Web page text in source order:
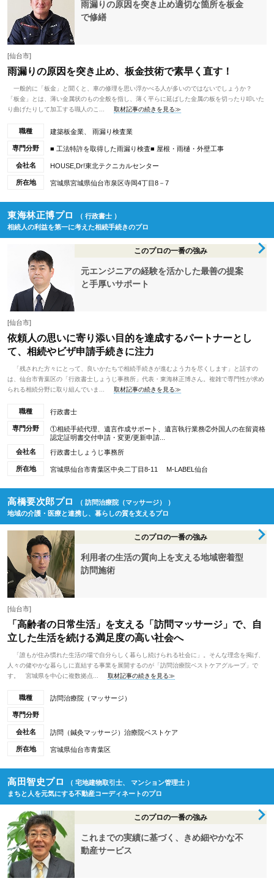
雨漏りの原因を突き止め適切な箇所を板金
で修繕
[仙台市]
雨漏りの原因を突き止め、板金技術で素早く直す！
一般的に「板金」と聞くと、車の修理を思い浮かべる人が多いのではないでしょうか？
「板金」とは、薄い金属状のもの全般を指し、薄く平らに延ばした金属の板を切ったり叩いた
り曲げたりして加工する職人のこ...
取材記事の続きを見る≫
職種 建築板金業、 雨漏り検査業
専門分野 ■ 工法特許を取得した雨漏り検査■ 屋根・雨樋・外壁工事
会社名 HOUSE,Dr!東北テクニカルセンター
所在地 宮城県宮城県仙台市泉区寺岡4丁目8－7
東海林正博プロ
（ 行政書士 ）
相続人の利益を第一に考えた相続手続きのプロ
このプロの一番の強み
元エンジニアの経験を活かした最善の提案
と手厚いサポート
[仙台市]
依頼人の思いに寄り添い目的を達成するパートナーとし
て、相続やビザ申請手続きに注力
「残された方々にとって、良いかたちで相続手続きが進むよう力を尽くします」と話すの
は、仙台市青葉区の「行政書士しょうじ事務所」代表・東海林正博さん。複雑で専門性が求め
られる相続分野に取り組んでいま...
取材記事の続きを見る≫
職種 行政書士
専門分野
①相続手続代理、遺言作成サポート、遺言執行業務②外国人の在留資格
認定証明書交付申請・変更/更新申請...
会社名
行政書士しょうじ事務所
所在地 宮城県仙台市青葉区中央二丁目8-11 M-LABEL仙台
高橋要次郎プロ
（ 訪問治療院（マッサージ） ）
地域の介護・医療と連携し、暮らしの質を支えるプロ
このプロの一番の強み
利用者の生活の質向上を支える地域密着型
訪問施術
[仙台市]
「高齢者の日常生活」を支える「訪問マッサージ」で、自
立した生活を続ける満足度の高い社会へ
「誰もが住み慣れた生活の場で自分らしく暮らし続けられる社会に」。そんな理念を掲げ、
人々の健やかな暮らしに直結する事業を展開するのが「訪問治療院ベストケアグループ」で
す。 宮城県を中心に複数拠点...
取材記事の続きを見る≫
職種 訪問治療院（マッサージ）
専門分野
会社名 訪問（鍼灸マッサージ）治療院ベストケア
所在地 宮城県仙台市青葉区
高田智史プロ
（ 宅地建物取引士、 マンション管理士 ）
まちと人を元気にする不動産コーディネートのプロ
このプロの一番の強み
これまでの実績に基づく、きめ細やかな不
動産サービス